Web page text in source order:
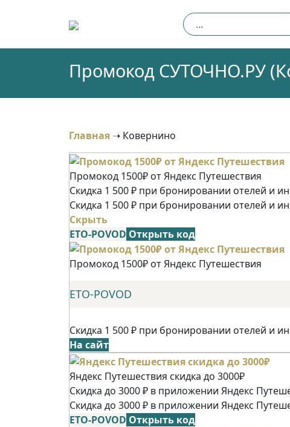
Найти:
Промокод СУТОЧНО.РУ
Главная ➝ Ковернино
Промокод 1500₽ от Яндекс Путешествия
Скидка 1 500 ₽ при бронировании отелей и
Скидка 1 500 ₽ при бронировании отелей и
Скрыть
ETO-POVOD Открыть код
Промокод 1500₽ от Яндекс Путешествия
ETO-POVOD
Скидка 1 500 ₽ при бронировании отелей и
На сайт
Яндекс Путешествия скидка до 3000₽
Скидка до 3000 ₽ в приложении Яндекс
Скидка до 3000 ₽ в приложении Яндекс
ETO-POVOD Открыть код